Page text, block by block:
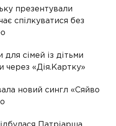
презентували
спілкуватися без
сімей із дітьми
через «Дія.Картку»
новий сингл «Сяйво